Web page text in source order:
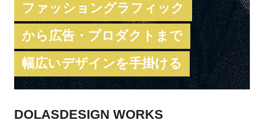
ファッショングラフィック
から広告・プロダクトまで
幅広いデザインを手掛ける
DOLASDESIGN WORKS